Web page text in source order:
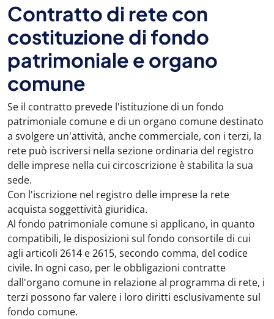
Contratto di rete con
costituzione di fondo
patrimoniale e organo
comune
Se il contratto prevede l'istituzione di un fondo
patrimoniale comune e di un organo comune destinato
a svolgere un'attività, anche commerciale, con i terzi, la
rete può iscriversi nella sezione ordinaria del registro
delle imprese nella cui circoscrizione è stabilita la sua
sede.
Con l'iscrizione nel registro delle imprese la rete
acquista soggettività giuridica.
Al fondo patrimoniale comune si applicano, in quanto
compatibili, le disposizioni sul fondo consortile di cui
agli articoli 2614 e 2615, secondo comma, del codice
civile. In ogni caso, per le obbligazioni contratte
dall'organo comune in relazione al programma di rete, i
terzi possono far valere i loro diritti esclusivamente sul
fondo comune.